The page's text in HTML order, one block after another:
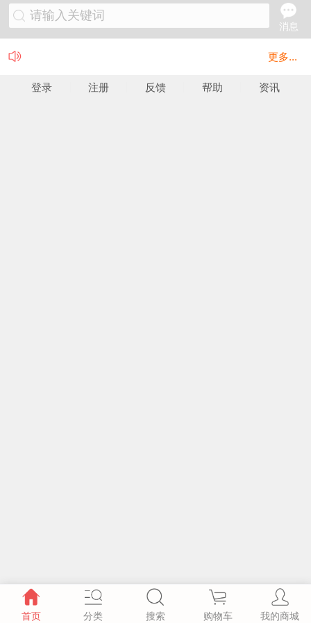
请输入关键词
消息
更多...
登录 注册 反馈 帮助 资讯
首页 分类 搜索 购物车 我的商城